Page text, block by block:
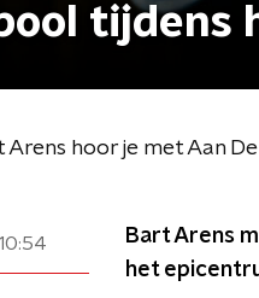
tijdens
Arens hoor je met Aan
Bart Arens
het